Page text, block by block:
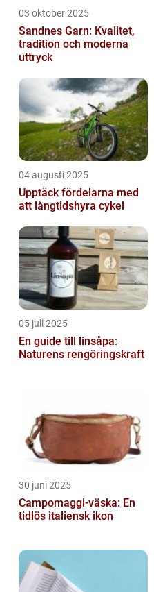
03 oktober 2025
Sandnes Garn: Kvalitet,
tradition och moderna
uttryck
04 augusti 2025
Upptäck fördelarna med
att långtidshyra cykel
05 juli 2025
En guide till linsåpa:
Naturens rengöringskraft
30 juni 2025
Campomaggi-väska: En
tidlös italiensk ikon